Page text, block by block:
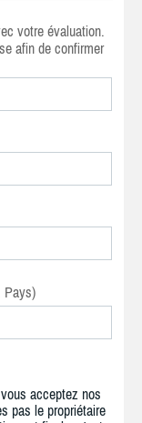
votre évaluation.
afin de confirmer
Pays)
vous acceptez nos
pas le propriétaire